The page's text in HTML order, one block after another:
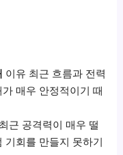
이유 최근 흐름과 전력
매우 안정적이기 때
근 공격력이 매우 떨
회를 만들지 못하기